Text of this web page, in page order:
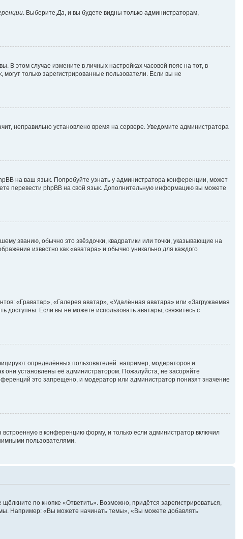
. ВыберитеДа , и вы будете видны только администраторам,
В этом случае измените в личных настройках часовой пояс на тот, в
только зарегистрированные пользователи. Если вы не
неправильно установлено время на сервере. Уведомите администратора
на ваш язык. Попробуйте узнать у администратора конференции, может
перевести phpBB на свой язык. Дополнительную информацию вы можете
званию, обычно это звёздочки, квадратики или точки, указывающие на
известно как «аватара» и обычно уникально для каждого
«Граватар», «Галерея аватар», «Удалённая аватара» или «Загружаемая
доступны. Если вы не можете использовать аватары, свяжитесь с
определённых пользователей: например, модераторов и
установлены её администратором. Пожалуйста, не засоряйте
это запрещено, и модератор или администратор понизят значение
в конференцию форму, и только если администратор включил
пользователями.
по кнопке «Ответить». Возможно, придётся зарегистрироваться,
Например: «Вы можете начинать темы», «Вы можете добавлять